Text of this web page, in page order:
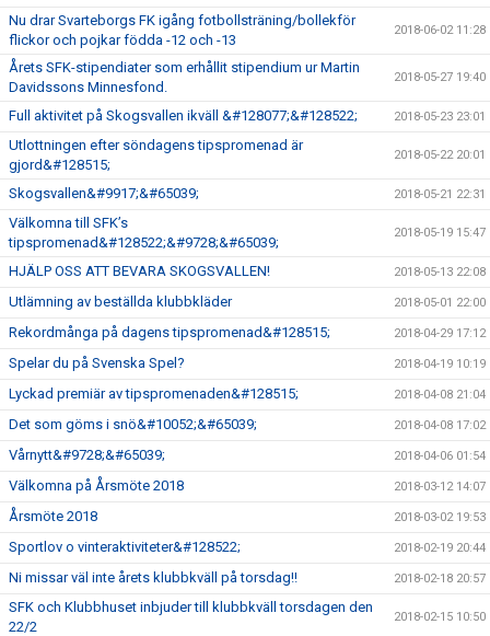
Nu drar Svarteborgs FK igång fotbollsträning/bollekför
flickor och pojkar födda -12 och -13
2018-06-02 11:28
Årets SFK-stipendiater som erhållit stipendium ur Martin
Davidssons Minnesfond.
2018-05-27 19:40
Full aktivitet på Skogsvallen ikväll &#128077;&#128522; 2018-05-23 23:01
Utlottningen efter söndagens tipspromenad är
gjord&#128515;
2018-05-22 20:01
Skogsvallen&#9917;&#65039; 2018-05-21 22:31
Välkomna till SFK’s
tipspromenad&#128522;&#9728;&#65039;
2018-05-19 15:47
HJÄLP OSS ATT BEVARA SKOGSVALLEN! 2018-05-13 22:08
Utlämning av beställda klubbkläder 2018-05-01 22:00
Rekordmånga på dagens tipspromenad&#128515; 2018-04-29 17:12
Spelar du på Svenska Spel? 2018-04-19 10:19
Lyckad premiär av tipspromenaden&#128515; 2018-04-08 21:04
Det som göms i snö&#10052;&#65039; 2018-04-08 17:02
Vårnytt&#9728;&#65039; 2018-04-06 01:54
Välkomna på Årsmöte 2018 2018-03-12 14:07
Årsmöte 2018 2018-03-02 19:53
Sportlov o vinteraktiviteter&#128522; 2018-02-19 20:44
Ni missar väl inte årets klubbkväll på torsdag!! 2018-02-18 20:57
SFK och Klubbhuset inbjuder till klubbkväll torsdagen den
22/2
2018-02-15 10:50